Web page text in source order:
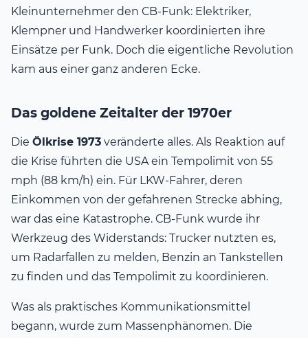
Kleinunternehmer den CB-Funk: Elektriker,
Klempner und Handwerker koordinierten ihre
Einsätze per Funk. Doch die eigentliche Revolution
kam aus einer ganz anderen Ecke.
Das goldene Zeitalter der 1970er
Die Ölkrise 1973 veränderte alles. Als Reaktion auf
die Krise führten die USA ein Tempolimit von 55
mph (88 km/h) ein. Für LKW-Fahrer, deren
Einkommen von der gefahrenen Strecke abhing,
war das eine Katastrophe. CB-Funk wurde ihr
Werkzeug des Widerstands: Trucker nutzten es,
um Radarfallen zu melden, Benzin an Tankstellen
zu finden und das Tempolimit zu koordinieren.
Was als praktisches Kommunikationsmittel
begann, wurde zum Massenphänomen. Die